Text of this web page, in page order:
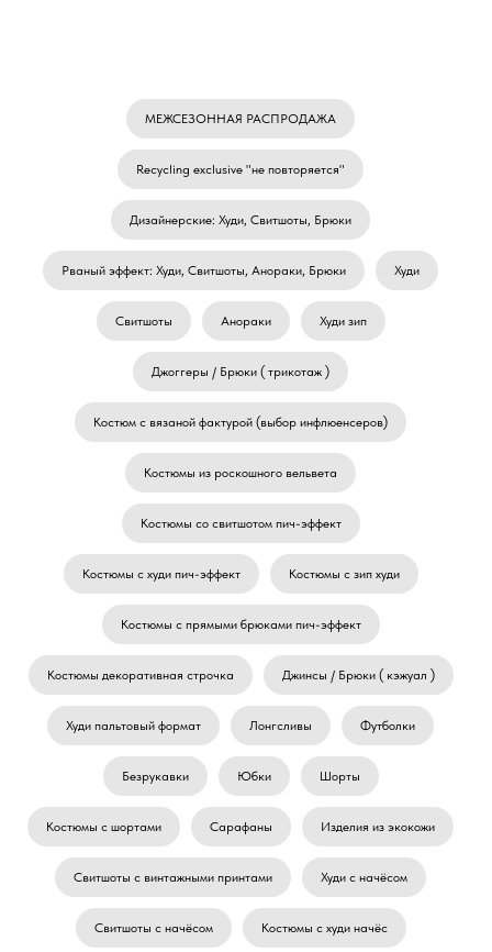
МЕЖСЕЗОННАЯ РАСПРОДАЖА
Recycling exclusive "не повторяется"
Дизайнерские: Худи, Свитшоты, Брюки
Рваный эффект: Худи, Свитшоты, Анораки, Брюки Худи
Свитшоты Анораки Худи зип
Джоггеры / Брюки ( трикотаж )
Костюм с вязаной фактурой (выбор инфлюенсеров)
Костюмы из роскошного вельвета
Костюмы со свитшотом пич-эффект
Костюмы с худи пич-эффект Костюмы с зип худи
Костюмы с прямыми брюками пич-эффект
Костюмы декоративная строчка Джинсы / Брюки ( кэжуал )
Худи пальтовый формат Лонгсливы Футболки
Безрукавки Юбки Шорты
Костюмы с шортами Сарафаны Изделия из экокожи
Свитшоты с винтажными принтами Худи с начёсом
Свитшоты с начёсом Костюмы с худи начёс